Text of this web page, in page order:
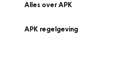
Alles over APK
APK regelgeving